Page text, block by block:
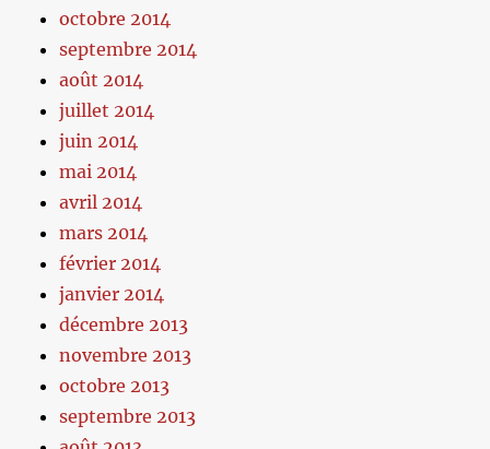
octobre 2014
septembre 2014
août 2014
juillet 2014
juin 2014
mai 2014
avril 2014
mars 2014
février 2014
janvier 2014
décembre 2013
novembre 2013
octobre 2013
septembre 2013